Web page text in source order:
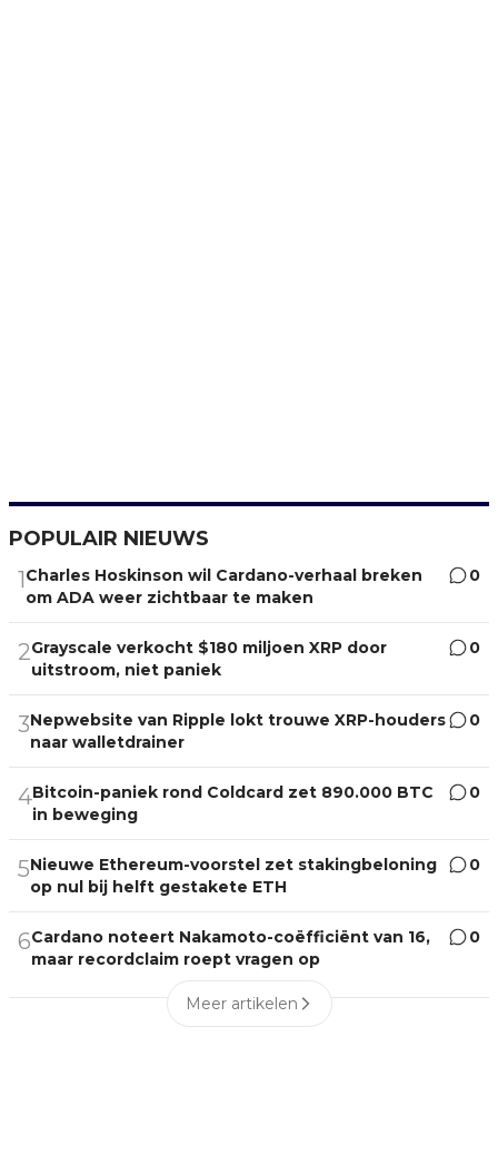
POPULAIR NIEUWS
1Charles Hoskinson wil Cardano-verhaal breken
om ADA weer zichtbaar te maken
0
2Grayscale verkocht $180 miljoen XRP door
uitstroom, niet paniek
0
3Nepwebsite van Ripple lokt trouwe XRP-houders
naar walletdrainer
0
4Bitcoin-paniek rond Coldcard zet 890.000 BTC
in beweging
0
5Nieuwe Ethereum-voorstel zet stakingbeloning
op nul bij helft gestakete ETH
0
6Cardano noteert Nakamoto-coëfficiënt van 16,
maar recordclaim roept vragen op
0
Meer artikelen